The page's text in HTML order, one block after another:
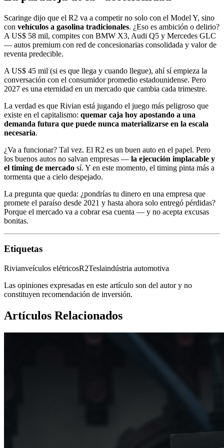
Scaringe dijo que el R2 va a competir no solo con el Model Y, sino
con vehículos a gasolina tradicionales. ¿Eso es ambición o delirio?
A US$ 58 mil, compites con BMW X3, Audi Q5 y Mercedes GLC
— autos premium con red de concesionarias consolidada y valor de
reventa predecible.
A US$ 45 mil (si es que llega y cuando llegue), ahí sí empieza la
conversación con el consumidor promedio estadounidense. Pero
2027 es una eternidad en un mercado que cambia cada trimestre.
La verdad es que Rivian está jugando el juego más peligroso que
existe en el capitalismo: quemar caja hoy apostando a una
demanda futura que puede nunca materializarse en la escala
necesaria.
¿Va a funcionar? Tal vez. El R2 es un buen auto en el papel. Pero
los buenos autos no salvan empresas — la ejecución implacable y
el timing de mercado sí. Y en este momento, el timing pinta más a
tormenta que a cielo despejado.
La pregunta que queda: ¿pondrías tu dinero en una empresa que
promete el paraíso desde 2021 y hasta ahora solo entregó pérdidas?
Porque el mercado va a cobrar esa cuenta — y no acepta excusas
bonitas.
Etiquetas
Rivianveículos elétricosR2Teslaindústria automotiva
Las opiniones expresadas en este artículo son del autor y no
constituyen recomendación de inversión.
Artículos Relacionados